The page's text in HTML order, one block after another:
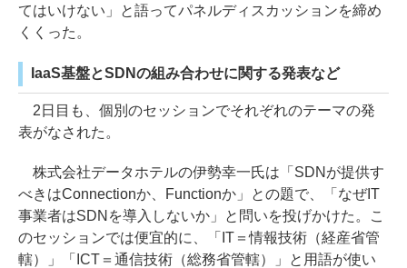
てはいけない」と語ってパネルディスカッションを締め
くくった。
IaaS基盤とSDNの組み合わせに関する発表など
2日目も、個別のセッションでそれぞれのテーマの発
表がなされた。
株式会社データホテルの伊勢幸一氏は「SDNが提供す
べきはConnectionか、Functionか」との題で、「なぜIT
事業者はSDNを導入しないか」と問いを投げかけた。こ
のセッションでは便宜的に、「IT＝情報技術（経産省管
轄）」「ICT＝通信技術（総務省管轄）」と用語が使い